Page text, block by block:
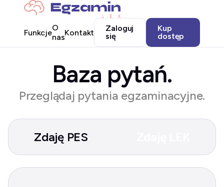
FunkcjeO
nasKontakt
Zaloguj
się
Kup
dostęp
Baza pytań.
Przeglądaj pytania egzaminacyjne.
Zdaję PES